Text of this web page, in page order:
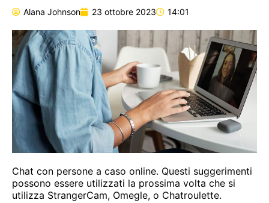
Alana Johnson 23 ottobre 2023 14:01
Chat con persone a caso online. Questi suggerimenti
possono essere utilizzati la prossima volta che si
utilizza StrangerCam, Omegle, o Chatroulette.